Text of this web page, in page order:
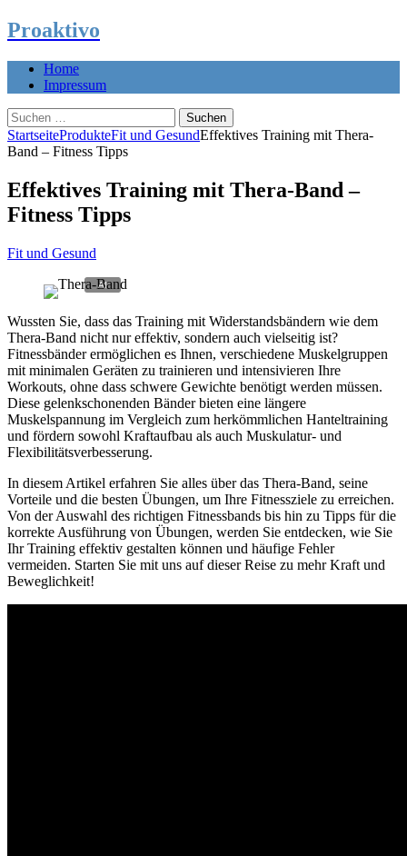
Proaktivo
Home
Impressum
Suchen
nach:
StartseiteProdukteFit und GesundEffektives Training mit Thera-
Band – Fitness Tipps
Effektives Training mit Thera-Band –
Fitness Tipps
Fit und Gesund
Wussten Sie, dass das Training mit Widerstandsbändern wie dem
Thera-Band nicht nur effektiv, sondern auch vielseitig ist?
Fitnessbänder ermöglichen es Ihnen, verschiedene Muskelgruppen
mit minimalen Geräten zu trainieren und intensivieren Ihre
Workouts, ohne dass schwere Gewichte benötigt werden müssen.
Diese gelenkschonenden Bänder bieten eine längere
Muskelspannung im Vergleich zum herkömmlichen Hanteltraining
und fördern sowohl Kraftaufbau als auch Muskulatur- und
Flexibilitätsverbesserung.
In diesem Artikel erfahren Sie alles über das Thera-Band, seine
Vorteile und die besten Übungen, um Ihre Fitnessziele zu erreichen.
Von der Auswahl des richtigen Fitnessbands bis hin zu Tipps für die
korrekte Ausführung von Übungen, werden Sie entdecken, wie Sie
Ihr Training effektiv gestalten können und häufige Fehler
vermeiden. Starten Sie mit uns auf dieser Reise zu mehr Kraft und
Beweglichkeit!